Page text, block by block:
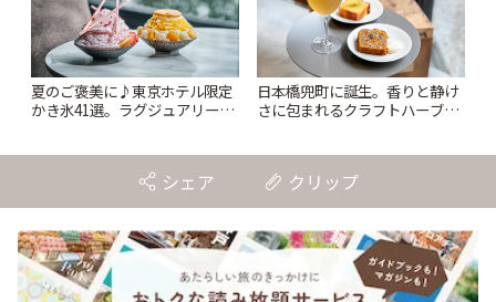
夏のご褒美に♪東京ホテル限定
かき氷41選。ラグジュアリーな
日本橋兜町に誕生。香りと静け
さに包まれるクラフトハーブテ
シェア クリップ